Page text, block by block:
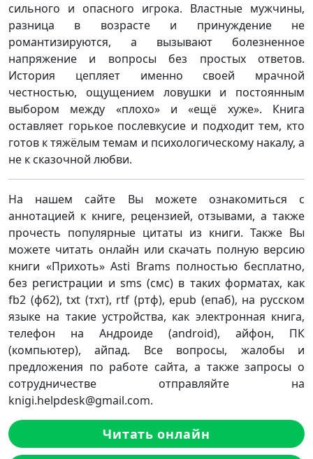
сильного и опасного игрока. Властные мужчины,
разница в возрасте и принуждение не
романтизируются, а вызывают болезненное
напряжение и вопросы без простых ответов.
История цепляет именно своей мрачной
честностью, ощущением ловушки и постоянным
выбором между «плохо» и «ещё хуже». Книга
оставляет горькое послевкусие и подходит тем, кто
готов к тяжёлым темам и психологическому накалу, а
не к сказочной любви.
На нашем сайте Вы можете ознакомиться с
аннотацией к книге, рецензией, отзывами, а также
прочесть популярные цитаты из книги. Также Вы
можете читать онлайн или скачать полную версию
книги «Прихоть» Asti Brams полностью бесплатно,
без регистрации и sms (смс) в таких форматах, как
fb2 (фб2), txt (тхт), rtf (ртф), epub (епаб), на русском
языке на такие устройства, как электронная книга,
телефон на Андроиде (android), айфон, ПК
(компьютер), айпад. Все вопросы, жалобы и
предложения по работе сайта, а также запросы о
сотрудничестве отправляйте на
knigi.helpdesk@gmail.com.
Читать онлайн